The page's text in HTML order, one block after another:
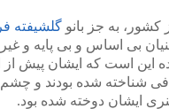
کشور، به جز بانو گلشیفته
بنیان بی اساس و بی پایه و
این است که ایشان پیش از
شناخته شده بودند و
ایشان دوخته شده بود.